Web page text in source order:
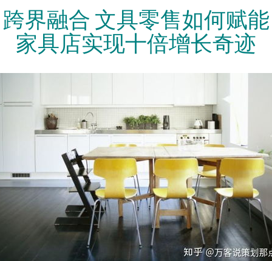
跨界融合 文具零售如何赋能
家具店实现十倍增长奇迹